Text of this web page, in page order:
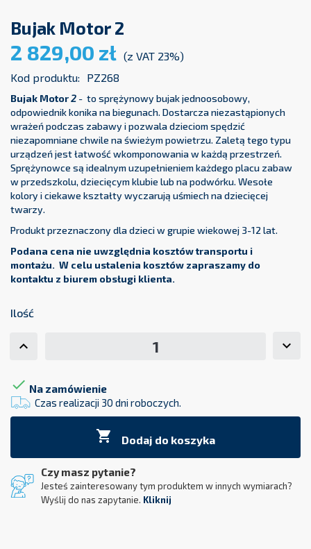
Bujak Motor 2
2 829,00 zł (z VAT 23%)
Kod produktu:
PZ268
Bujak Motor2 - to sprężynowy bujak jednoosobowy,
odpowiednik konika na biegunach. Dostarcza niezastąpionych
wrażeń podczas zabawy i pozwala dzieciom spędzić
niezapomniane chwile na świeżym powietrzu. Zaletą tego typu
urządzeń jest łatwość wkomponowania w każdą przestrzeń.
Sprężynowce są idealnym uzupełnieniem każdego placu zabaw
w przedszkolu, dziecięcym klubie lub na podwórku. Wesołe
kolory i ciekawe kształty wyczarują uśmiech na dziecięcej
twarzy.
Produkt przeznaczony dla dzieci w grupie wiekowej 3-12 lat.
Podana cena nie uwzględnia kosztów transportu i
montażu. W celu ustalenia kosztów zapraszamy do
kontaktu z biurem obsługi klienta.
Ilość
 Na zamówienie
Czas realizacji 30 dni roboczych.
 Dodaj do koszyka
Czy masz pytanie?
Jesteś zainteresowany tym produktem w innych wymiarach?
Wyślij do nas zapytanie. Kliknij